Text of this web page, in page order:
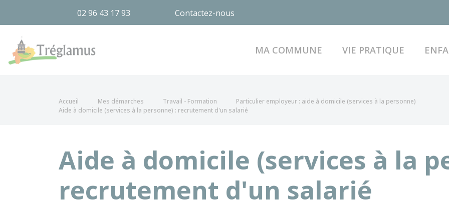
02 96 43 17 93 Contactez-nous
MA COMMUNE VIE PRATIQUE
Accueil Mes démarches Travail - Formation
Particulier employeur : aide à domicile (services à la personne)
Aide à domicile (services à la personne) : recrutement d'un salarié
Aide à domicile (services à la
recrutement d'un salarié